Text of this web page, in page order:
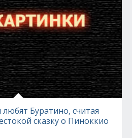
Буратино, считая
сказку о Пиноккио